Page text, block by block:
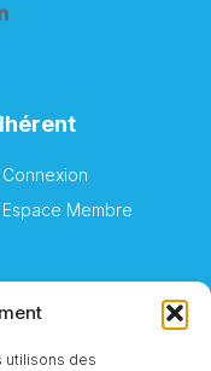
utilisons des
Connexion
Espace Membre